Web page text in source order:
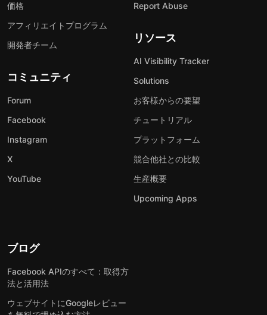
価格
アフィリエイトプログラム
開発者チーム
コミュニティ
Forum
Facebook
Instagram
X
YouTube
Report Abuse
リソース
AI Visibility Tracker
Solutions
お客様からの要望
チュートリアル
プラットフォーム
競合他社との比較
生産概要
Upcoming Apps
ブログ
Facebook APIのすべて：取得方
法と活用法
ウェブサイトにGoogleレビュー